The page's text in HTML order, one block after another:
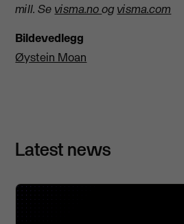
mill. Se visma.noog visma.com
Bildevedlegg
Øystein Moan
Latest news